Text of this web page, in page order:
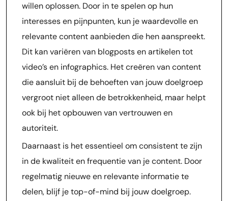
willen oplossen. Door in te spelen op hun
interesses en pijnpunten, kun je waardevolle en
relevante content aanbieden die hen aanspreekt.
Dit kan variëren van blogposts en artikelen tot
video’s en infographics. Het creëren van content
die aansluit bij de behoeften van jouw doelgroep
vergroot niet alleen de betrokkenheid, maar helpt
ook bij het opbouwen van vertrouwen en
autoriteit.
Daarnaast is het essentieel om consistent te zijn
in de kwaliteit en frequentie van je content. Door
regelmatig nieuwe en relevante informatie te
delen, blijf je top-of-mind bij jouw doelgroep.